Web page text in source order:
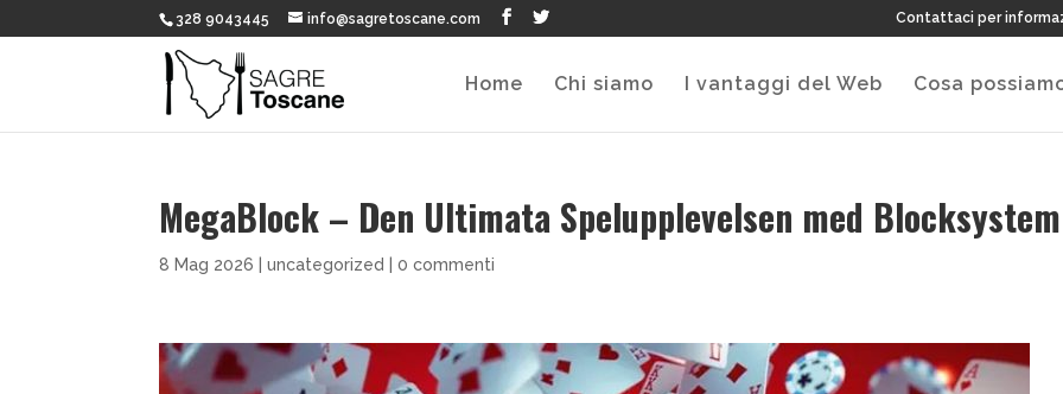
328 9043445 info@sagretoscane.com Contattaci per
Home Chi siamo I vantaggi del Web Cosa
MegaBlock – Den Ultimata Spelupplevelsen med Blocksystem
8 Mag 2026 |uncategorized |0 commenti